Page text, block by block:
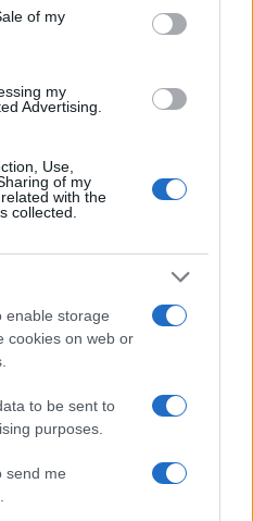
information including but
behaviour. You may click to
and its third-party tags to
of my
my
Advertising.
Use,
of my
with the
collected.
enable storage
cookies on web or
to be sent to
purposes.
send me
che approfondisce notizie
cura del tuo corpo per
psicofisico. Consigli e
fitness, alimentazione,
coppia scritti dai nostri
alla redazione